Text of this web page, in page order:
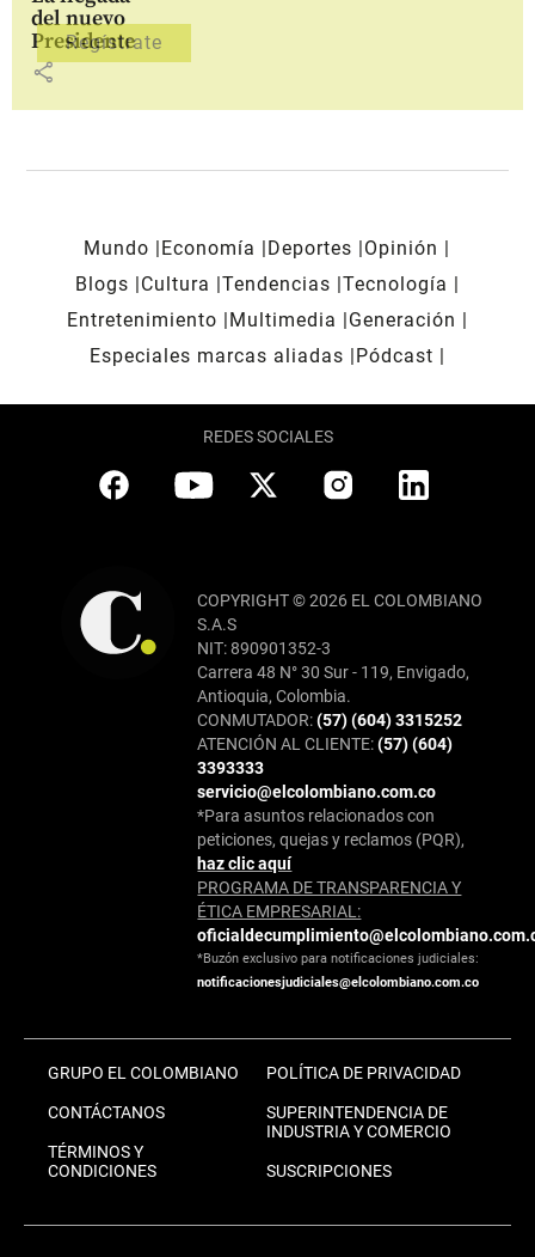
del nuevo
Presidente
share
Mundo Economía Deportes
Opinión
Blogs
Cultura Tendencias Tecnología
Entretenimiento
Multimedia
Generación
Especiales marcas aliadas
Pódcast
REDES SOCIALES
COPYRIGHT © 2026 EL COLOMBIANO
S.A.S
NIT: 890901352-3
Carrera 48 N° 30 Sur - 119, Envigado,
Antioquia, Colombia.
CONMUTADOR:(57) (604) 3315252
ATENCIÓN AL CLIENTE:(57) (604)
3393333
servicio@elcolombiano.com.co
*Para asuntos relacionados con
peticiones, quejas y reclamos (PQR),
haz clic aquí
PROGRAMA DE TRANSPARENCIA Y
ÉTICA EMPRESARIAL:
*Buzón exclusivo para notificaciones judiciales:
notificacionesjudiciales@elcolombiano.com.co
GRUPO EL COLOMBIANO
CONTÁCTANOS
TÉRMINOS Y
CONDICIONES
POLÍTICA DE PRIVACIDAD
SUPERINTENDENCIA DE
INDUSTRIA Y COMERCIO
SUSCRIPCIONES